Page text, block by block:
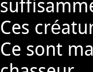
Ces
Ce sont